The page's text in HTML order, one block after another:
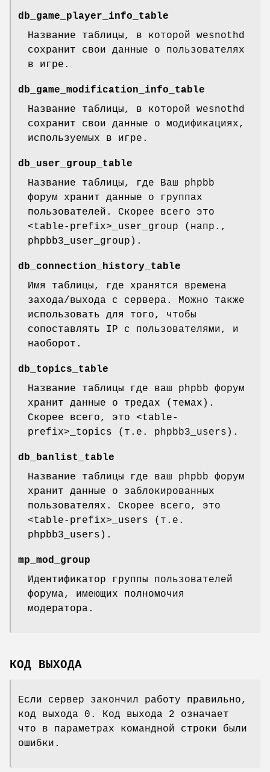
db_game_player_info_table
Название таблицы, в которой wesnothd
сохранит свои данные о пользователях
в игре.
db_game_modification_info_table
Название таблицы, в которой wesnothd
сохранит свои данные о модификациях,
используемых в игре.
db_user_group_table
Название таблицы, где Ваш phpbb
форум хранит данные о группах
пользователей. Скорее всего это
<table-prefix>_user_group (напр.,
phpbb3_user_group).
db_connection_history_table
Имя таблицы, где хранятся времена
захода/выхода с сервера. Можно также
использовать для того, чтобы
сопоставлять IP с пользователями, и
наоборот.
db_topics_table
Название таблицы где ваш phpbb форум
хранит данные о тредах (темах).
Скорее всего, это <table-
prefix>_topics (т.е. phpbb3_users).
db_banlist_table
Название таблицы где ваш phpbb форум
хранит данные о заблокированных
пользователях. Скорее всего, это
<table-prefix>_users (т.е.
phpbb3_users).
mp_mod_group
Идентификатор группы пользователей
форума, имеющих полномочия
модератора.
КОД ВЫХОДА
Если сервер закончил работу правильно,
код выхода 0. Код выхода 2 означает
что в параметрах командной строки были
ошибки.